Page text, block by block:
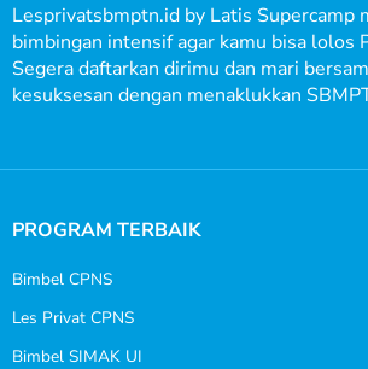
Lesprivatsbmptn.id by Latis Supercamp
bimbingan intensif agar kamu bisa lolos
Segera daftarkan dirimu dan mari
kesuksesan dengan menaklukkan
PROGRAM TERBAIK
Bimbel CPNS
Les Privat CPNS
Bimbel SIMAK UI